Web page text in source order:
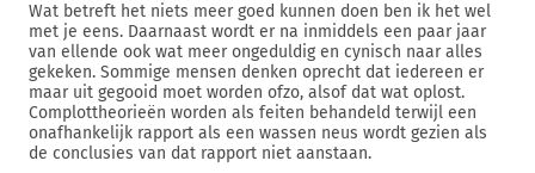
Wat betreft het niets meer goed kunnen doen ben ik het wel
met je eens. Daarnaast wordt er na inmiddels een paar jaar
van ellende ook wat meer ongeduldig en cynisch naar alles
gekeken. Sommige mensen denken oprecht dat iedereen er
maar uit gegooid moet worden ofzo, alsof dat wat oplost.
Complottheorieën worden als feiten behandeld terwijl een
onafhankelijk rapport als een wassen neus wordt gezien als
de conclusies van dat rapport niet aanstaan.